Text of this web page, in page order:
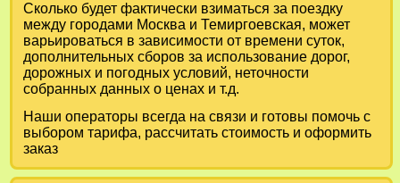
Сколько будет фактически взиматься за поездку
между городами Москваи Темиргоевская, может
варьироваться в зависимости от времени суток,
дополнительных сборов за использование дорог,
дорожных и погодных условий, неточности
собранных данных о ценах и т.д.
Наши операторы всегда на связи и готовы помочь с
выбором тарифа, рассчитать стоимость и оформить
заказ